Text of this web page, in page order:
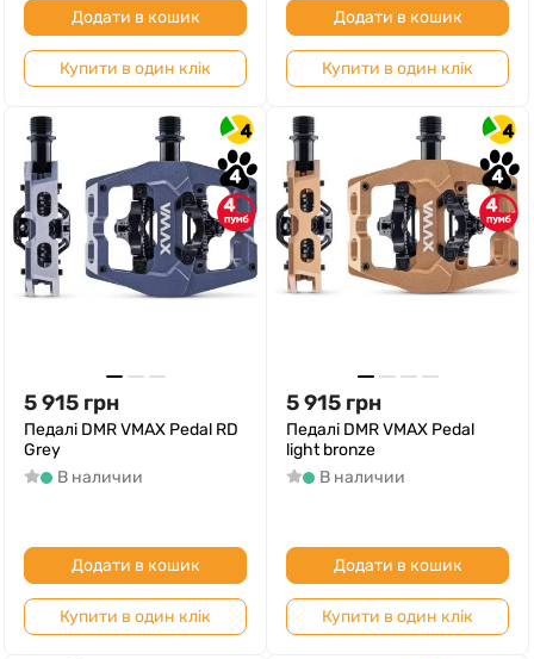
Додати в кошик
Купити в один клік
Додати в кошик
Купити в один клік
4
4
4
5 915 грн
Педалі DMR VMAX Pedal RD
Grey
В наличии
Додати в кошик
Купити в один клік
4
4
4
5 915 грн
Педалі DMR VMAX Pedal
light bronze
В наличии
Додати в кошик
Купити в один клік